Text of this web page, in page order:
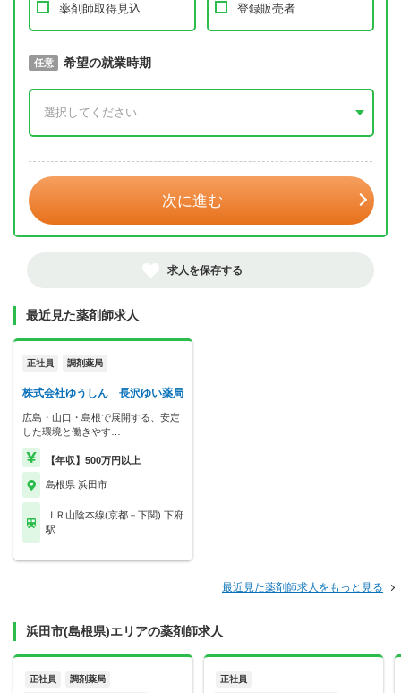
薬剤師取得見込 登録販売者
必須 取得予定年
任意 希望の就業時期
次に進む
求人を保存する
最近見た薬剤師求人
正社員 調剤薬局
株式会社ゆうしん 長沢ゆい薬局
広島・山口・島根で展開する、安定
した環境と働きやす…
【年収】500万円以上
島根県 浜田市
ＪＲ山陰本線(京都－下関) 下府
駅
最近見た薬剤師求人をもっと見る
浜田市(島根県)エリアの薬剤師求人
正社員 調剤薬局 正社員